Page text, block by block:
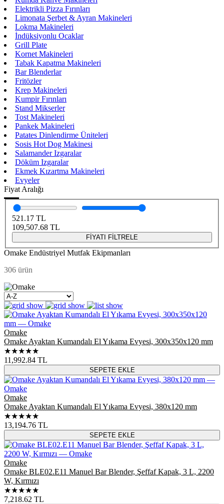
Elektrikli Pizza Fırınları
Limonata Şerbet & Ayran Makineleri
Lokma Makineleri
İndüksiyonlu Ocaklar
Grill Plate
Kornet Makineleri
Tabak Kapatma Makineleri
Bar Blenderlar
Fritözler
Krep Makineleri
Kumpir Fırınları
Stand Mikserler
Tost Makineleri
Pankek Makineleri
Patates Dinlendirme Üniteleri
Sosis Hot Dog Makinesi
Salamander Izgaralar
Döküm Izgaralar
Ekmek Kızartma Makineleri
Evyeler
Fiyat Aralığı
521.17 TL
109,507.68 TL
FİYATI FİLTRELE
Omake Endüstriyel Mutfak Ekipmanları
306 ürün
Omake
Omake Ayaktan Kumandalı El Yıkama Evyesi, 300x350x120 mm
★★★★★
11,992.84 TL
SEPETE EKLE
Omake
Omake Ayaktan Kumandalı El Yıkama Evyesi, 380x120 mm
★★★★★
13,194.76 TL
SEPETE EKLE
Omake
Omake BLE02.E11 Manuel Bar Blender, Şeffaf Kapak, 3 L, 2200
W, Kırmızı
★★★★★
7,218.62 TL